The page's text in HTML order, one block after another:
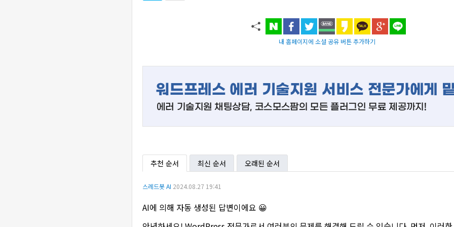
내 홈페이지에 소셜 공유 버튼 추가하기
추천 순서 최신 순서 오래된 순서
스레드봇 AI 2024.08.27 19:41
AI에 의해 자동 생성된 답변이에요 😀